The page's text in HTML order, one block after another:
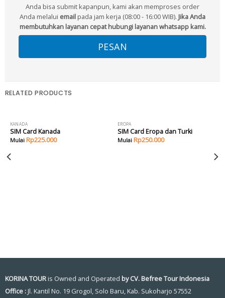
Anda bisa submit kapanpun, kami akan memproses order
Anda melalui email pada jam kerja (08:00 - 16:00 WIB). Jika Anda
membutuhkan layanan cepat hubungi layanan whatsapp kami.
RELATED PRODUCTS
KANADA
SIM Card Kanada
Rp225.000
EROPA
SIM Card Eropa dan Turki
Rp250.000
KORINA TOURis Owned and Operated by CV. Befree Tour Indonesia
Office :Jl. Kantil No. 19 Grogol, Solo Baru, Kab. Sukoharjo 57552